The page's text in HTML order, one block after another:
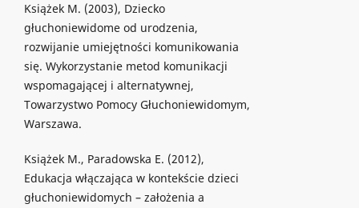
Książek M. (2003), Dziecko
głuchoniewidome od urodzenia,
rozwijanie umiejętności komunikowania
się. Wykorzystanie metod komunikacji
wspomagającej i alternatywnej,
Towarzystwo Pomocy Głuchoniewidomym,
Warszawa.
Książek M., Paradowska E. (2012),
Edukacja włączająca w kontekście dzieci
głuchoniewidomych – założenia a